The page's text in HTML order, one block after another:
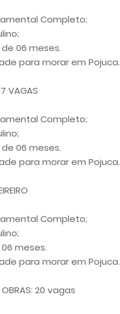
Completo;
06 meses.
para morar em Pojuca.
VAGAS
Completo;
06 meses.
para morar em Pojuca.
Completo;
meses.
para morar em Pojuca.
OBRAS: 20 vagas